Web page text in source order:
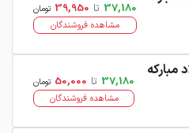
37,180 تا 39,950 تومان
مشاهده فروشندگان
37,180 تا 50,000 تومان
مشاهده فروشندگان